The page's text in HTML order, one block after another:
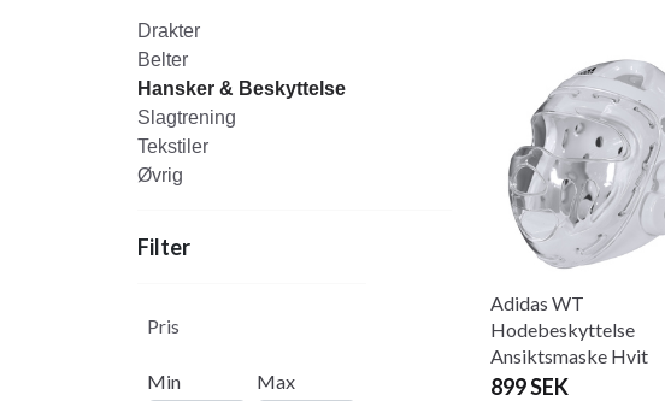
Drakter
Belter
Hansker & Beskyttelse
Slagtrening
Tekstiler
Øvrig
Filter
Pris
Min Max
Adidas WT
Hodebeskyttelse
Ansiktsmaske Hvit
899 SEK